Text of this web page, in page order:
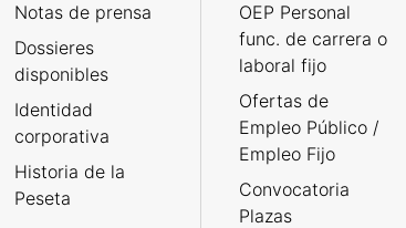
Notas de prensa
Dossieres
disponibles
Identidad
corporativa
Historia de la
Peseta
OEP Personal
func. de carrera o
laboral fijo
Ofertas de
Empleo Público /
Empleo Fijo
Convocatoria
Plazas